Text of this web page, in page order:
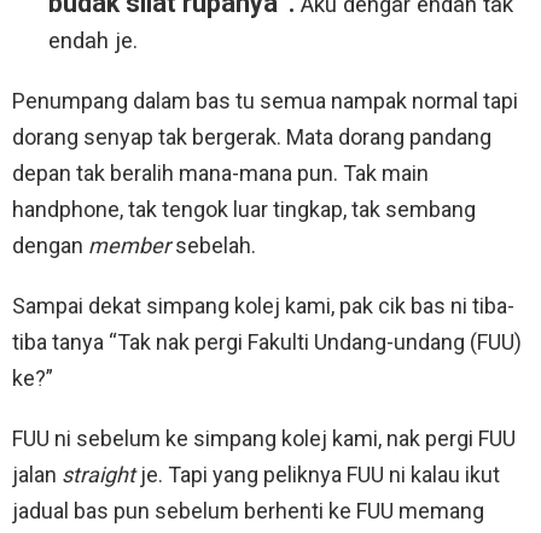
endah je.
Penumpang dalam bas tu semua nampak normal tapi
dorang senyap tak bergerak. Mata dorang pandang
depan tak beralih mana-mana pun. Tak main
handphone, tak tengok luar tingkap, tak sembang
dengan membersebelah.
Sampai dekat simpang kolej kami, pak cik bas ni tiba-
tiba tanya “Tak nak pergi Fakulti Undang-undang (FUU)
ke?”
FUU ni sebelum ke simpang kolej kami, nak pergi FUU
jalan straightje. Tapi yang peliknya FUU ni kalau ikut
jadual bas pun sebelum berhenti ke FUU memang